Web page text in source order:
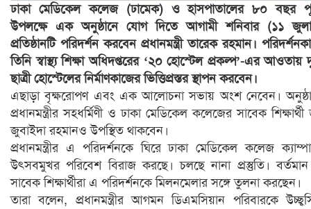
ঢাকা মেডিকেল কলেজ (ঢামেক) ও হাসপাতালের ৮০ বছর
উপলক্ষে এক অনুষ্ঠানে যোগ দিতে আগামী শনিবার (১১
প্রতিষ্ঠানটি পরিদর্শন করবেন প্রধানমন্ত্রী তারেক রহমান।
তিনি স্বাস্থ্য শিক্ষা অধিদপ্তরের ‘২০ হোস্টেল প্রকল্প’-এর আওতায়
ছাত্রী হোস্টেলের নির্মাণকাজের ভিত্তিপ্রস্তর স্থাপন করবেন।
এছাড়া বৃক্ষরোপণ এবং এক আলোচনা সভায় অংশ নেবেন।
প্রধানমন্ত্রীর সহধর্মিণী ও ঢাকা মেডিকেল কলেজের সাবেক শিক্ষার্থী
জুবাইদা রহমানও উপস্থিত থাকবেন।
প্রধানমন্ত্রীর এ পরিদর্শনকে ঘিরে ঢাকা মেডিকেল কলেজ
উৎসবমুখর পরিবেশ বিরাজ করছে। চলছে নানা প্রস্তুতি।
সাবেক শিক্ষার্থীরা এ পরিদর্শনকে মিলনমেলার সঙ্গে তুলনা করছেন।
তারা বলেন, প্রধানমন্ত্রীর আগমন ডিএমসিয়ান পরিবারকে